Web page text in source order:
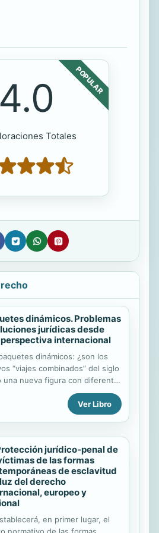
POPULAR
4.0
Totales
dinámicos. Problemas
jurídicas desde
internacional
dinámicos: ¿son los
“viajes combinados” del siglo
una nueva figura con diferente
otro régimen de
Cuando parece que
de una nueva Directiva
a los viajes combinados y,
a los “servicios asistidos de
esta obra se replantea -desde
internacional- toda
de cuestiones en el ámbito
entre otros.
Ver Libro
jurídico-penal de
de las formas
de esclavitud
del derecho
europeo y
en primer lugar, el